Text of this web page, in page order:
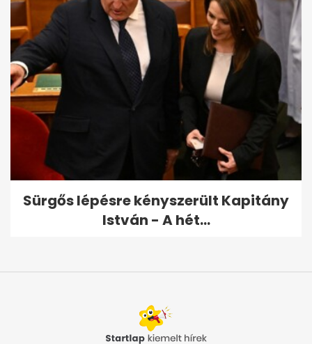
Sürgős lépésre kényszerült Kapitány
István - A hét...